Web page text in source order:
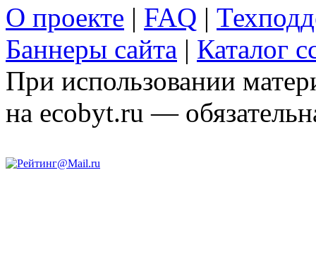
О проекте | FAQ |
Баннеры сайта | Каталог
При использовании
на ecobyt.ru —